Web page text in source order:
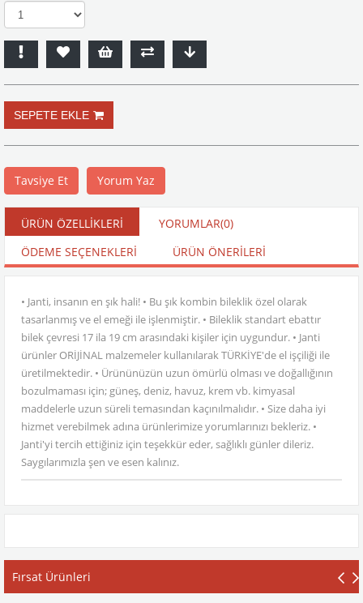
Tavsiye Et Yorum Yaz
ÜRÜN ÖZELLIKLERI YORUMLAR(0)
ÖDEME SEÇENEKLERI
ÜRÜN ÖNERILERI
• Janti, insanın en şık hali! • Bu şık kombin bileklik özel olarak
tasarlanmış ve el emeği ile işlenmiştir. • Bileklik standart ebattır
bilek çevresi 17 ila 19 cm arasındaki kişiler için uygundur. • Janti
ürünler ORİJİNAL malzemeler kullanılarak TÜRKİYE'de el işçiliği ile
üretilmektedir. • Ürününüzün uzun ömürlü olması ve doğallığının
bozulmaması için; güneş, deniz, havuz, krem vb. kimyasal
maddelerle uzun süreli temasından kaçınılmalıdır. • Size daha iyi
hizmet verebilmek adına ürünlerimize yorumlarınızı bekleriz. •
Janti'yi tercih ettiğiniz için teşekkür eder, sağlıklı günler dileriz.
Saygılarımızla şen ve esen kalınız.
Fırsat Ürünleri